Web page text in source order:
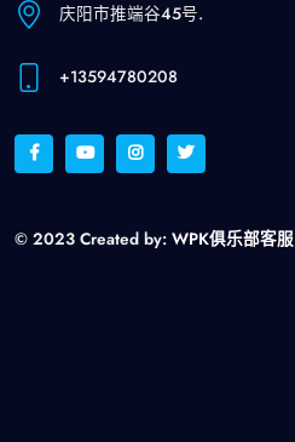
庆阳市推端谷45号.
+13594780208
© 2023 Created by: WPK俱乐部客服